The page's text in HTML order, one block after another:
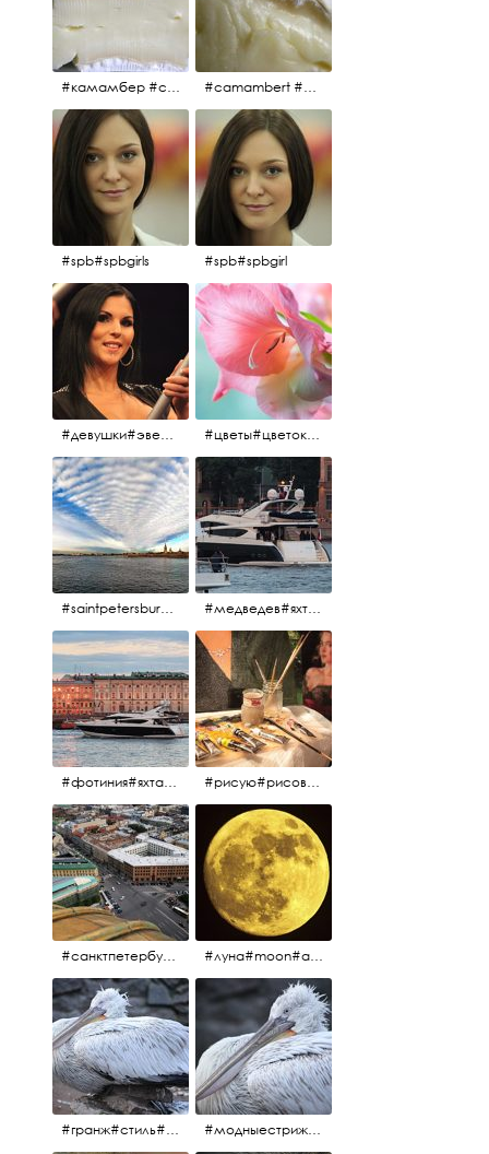
#камамбер #сыр #camambert #camambert #сыр#камамбер
#spb#spbgirls #spb#spbgirl
#девушки#эверласт#everlast#finland#southfinland#helsinki #цветы#цветок#нежность
#saintpetersburg #санктпетербург#нева#троицкиймост#питерскоеутро#петропавловскаякрепость #медведев#яхты#алыепаруса2023#белыеночи2013#санктпетербург #яхтафотиния#yacht#yachtphotinia
#фотиния#яхтафотиния#дмитриймедведев#медведев#яхта#алыепаруса2013#2013#алыепаруса #нева#санктпетербург #yachtphotinia#yacht #рисую#рисовать#краскихолстмасло#картина#холст#кисточки#палитра#художник#портрет#aplgallery
#санктпетербург #исаакиевскийсобор #исакий #луна#moon#апрельскаялуна#санктпетербург
#гранж#стиль#тренд#тренд2017 #модныестрижки#санктпетербург #пеликан #птицы#причёски #модныестрижки#стильныестрижки#причёски#зоопарк #пеликан#санктпетербург #причёскиподуше